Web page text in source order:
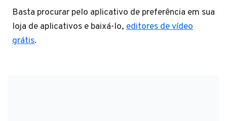
Basta procurar pelo aplicativo de preferência em sua
loja de aplicativos e baixá-lo, editores de vídeo
grátis.